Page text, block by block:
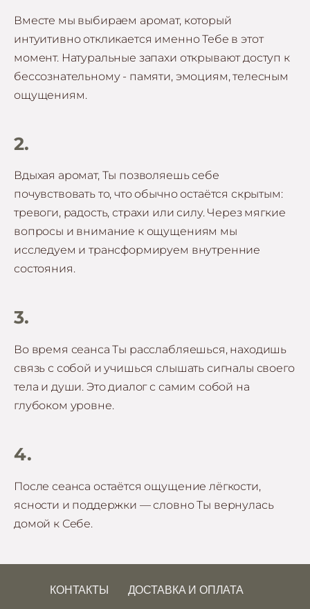
Вместе мы выбираем аромат, который
интуитивно откликается именно Тебе в этот
момент. Натуральные запахи открывают доступ к
бессознательному - памяти, эмоциям, телесным
ощущениям.
2.
Вдыхая аромат, Ты позволяешь себе
почувствовать то, что обычно остаётся скрытым:
тревоги, радость, страхи или силу. Через мягкие
вопросы и внимание к ощущениям мы
исследуем и трансформируем внутренние
состояния.
3.
Во время сеанса Ты расслабляешься, находишь
связь с собой и учишься слышать сигналы своего
тела и души. Это диалог с самим собой на
глубоком уровне.
4.
После сеанса остаётся ощущение лёгкости,
ясности и поддержки — словно Ты вернулась
домой к Себе.
КОНТАКТЫ ДОСТАВКА И ОПЛАТА